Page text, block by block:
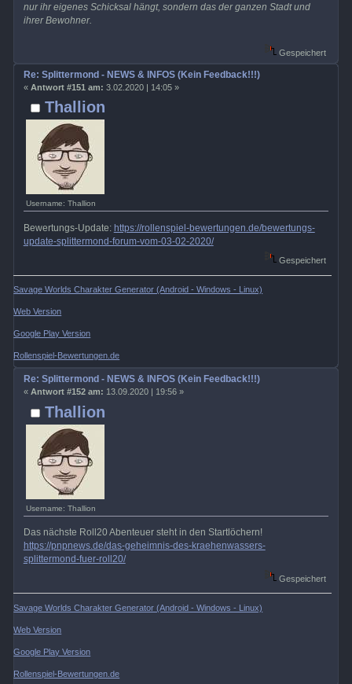
nur ihr eigenes Schicksal hängt, sondern das der ganzen Stadt und
ihrer Bewohner.
Gespeichert
Thallion
Username: Thallion
Re: Splittermond - NEWS & INFOS (Kein Feedback!!!)
« Antwort #151 am: 3.02.2020 | 14:05 »
Bewertungs-Update: https://rollenspiel-bewertungen.de/bewertungs-
update-splittermond-forum-vom-03-02-2020/
Gespeichert
Savage Worlds Charakter Generator (Android - Windows - Linux)
Web Version
Google Play Version
Rollenspiel-Bewertungen.de
Thallion
Username: Thallion
Re: Splittermond - NEWS & INFOS (Kein Feedback!!!)
« Antwort #152 am: 13.09.2020 | 19:56 »
Das nächste Roll20 Abenteuer steht in den Startlöchern!
https://pnpnews.de/das-geheimnis-des-kraehenwassers-
splittermond-fuer-roll20/
Gespeichert
Savage Worlds Charakter Generator (Android - Windows - Linux)
Web Version
Google Play Version
Rollenspiel-Bewertungen.de